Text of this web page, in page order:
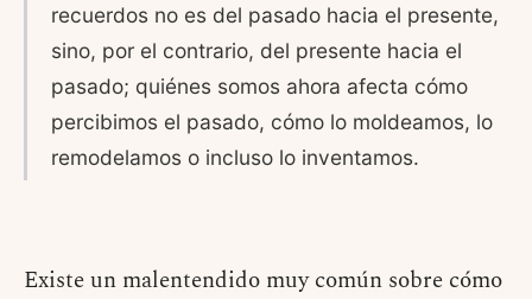
recuerdos no es del pasado hacia el presente,
sino, por el contrario, del presente hacia el
pasado; quiénes somos ahora afecta cómo
percibimos el pasado, cómo lo moldeamos, lo
remodelamos o incluso lo inventamos.
Existe un malentendido muy común sobre cómo